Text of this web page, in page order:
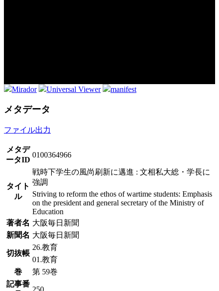
Mirador Universal Viewer manifest
メタデータ
ファイル出力
メタデ
ータID
0100364966
タイト
ル
戦時下学生の風尚刷新に邁進 : 文相私大総・学長に
強調
Striving to reform the ethos of wartime students: Emphasis
on the president and general secretary of the Ministry of
Education
著者名 大阪毎日新聞
新聞名 大阪毎日新聞
切抜帳
26.教育
01.教育
巻
第 59巻
記事番
250